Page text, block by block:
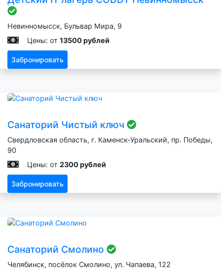
Невинномысск, Бульвар Мира, 9
Цены: от 13500 рублей
Забронировать
Санаторий Чистый ключ
Свердловская область, г. Каменск-Уральский, пр. Победы,
90
Цены: от 2300 рублей
Забронировать
Санаторий Смолино
Челябинск, посёлок Смолино, ул. Чапаева, 122